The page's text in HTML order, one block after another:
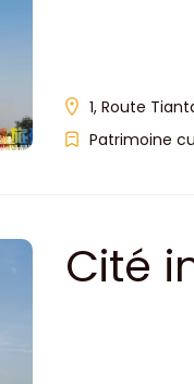
1, Route
Patrimoine
Cité